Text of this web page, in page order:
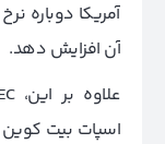
آمریکا دوباره
آن افزایش دهد.
اسپات بیت کوین